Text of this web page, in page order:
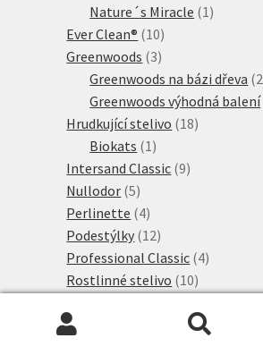
Nature´s Miracle 1 1
Ever Clean® 1010
produktů
Greenwoods 33
produkty
Greenwoods na bázi dřeva 2
Greenwoods výhodná balení
Hrudkující stelivo 1818
Biokats 1 1
produkt
Intersand Classic 99
Nullodor 55
produktů
Perlinette 44
produkty
Podestýlky 1212
produktů
Professional Classic 44
Rostlinné stelivo 1010
Sepicat